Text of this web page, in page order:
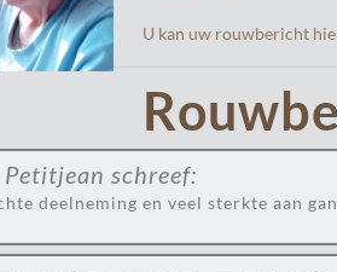
U kan uw rouwbericht
schreef:
deelneming en veel sterkte aan